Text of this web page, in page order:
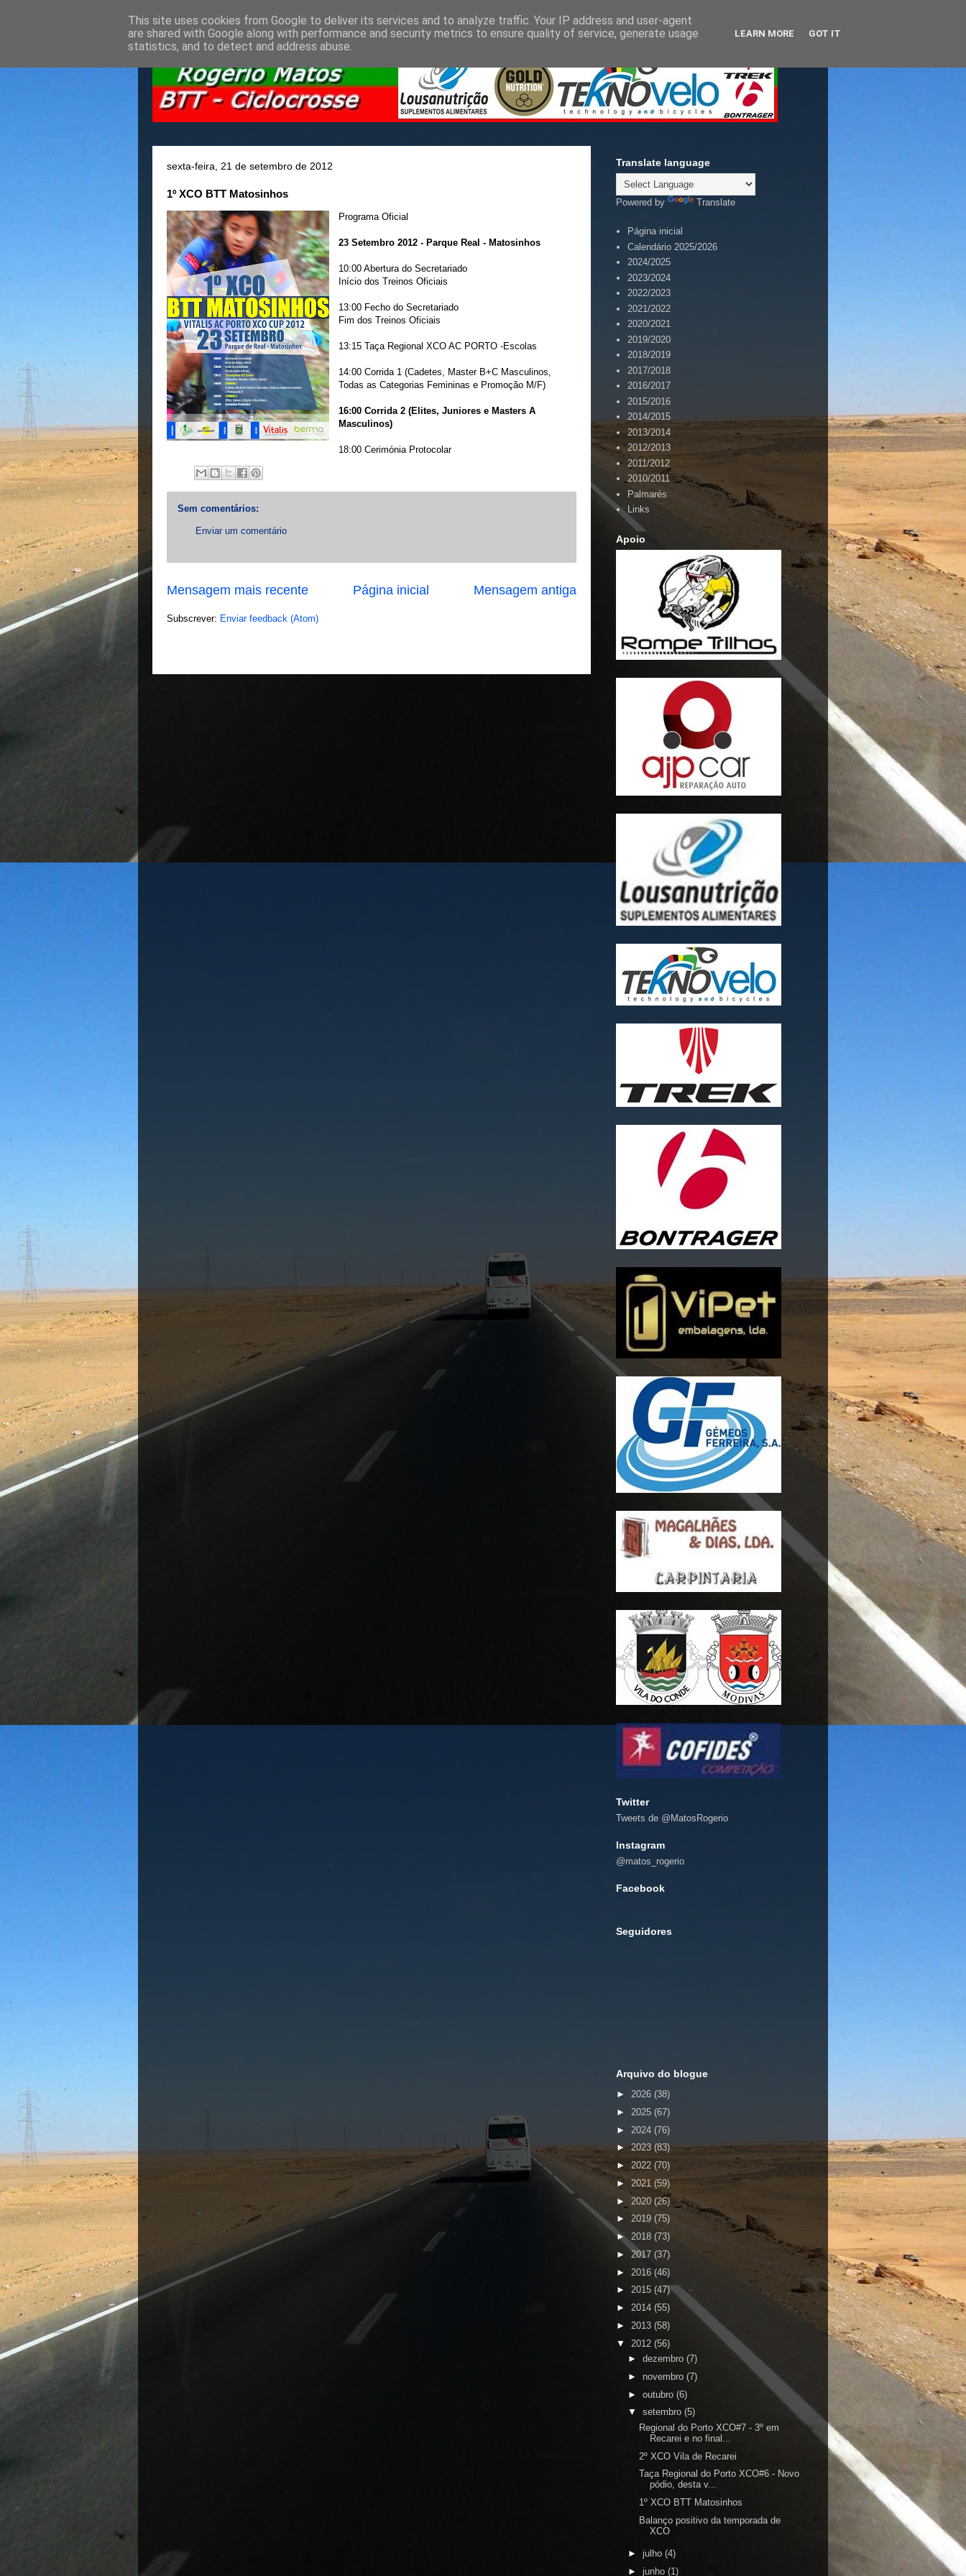
sexta-feira, 21 de setembro de 2012
1º XCO BTT Matosinhos
Programa Oficial
23 Setembro 2012 - Parque Real - Matosinhos
10:00 Abertura do Secretariado
Início dos Treinos Oficiais
13:00 Fecho do Secretariado
Fim dos Treinos Oficiais
13:15 Taça Regional XCO AC PORTO -Escolas
14:00 Corrida 1 (Cadetes, Master B+C Masculinos,
Todas as Categorias Femininas e Promoção M/F)
16:00 Corrida 2 (Elites, Juniores e Masters A
Masculinos)
18:00 Cerimónia Protocolar
Sem comentários:
Enviar um comentário
Mensagem mais recente Mensagem antiga
Página inicial
Subscrever: Enviar feedback (Atom)
Translate language
Powered by Translate
Página inicial
Calendário 2025/2026
2024/2025
2023/2024
2022/2023
2021/2022
2020/2021
2019/2020
2018/2019
2017/2018
2016/2017
2015/2016
2014/2015
2013/2014
2012/2013
2011/2012
2010/2011
Palmarés
Links
Apoio
Twitter
Tweets de @MatosRogerio
Instagram
@matos_rogerio
Facebook
Seguidores
Arquivo do blogue
► 2026 (38)
► 2025 (67)
► 2024 (76)
►2023(83)
► 2022 (70)
► 2021 (59)
► 2020 (26)
► 2019 (75)
► 2018 (73)
► 2017 (37)
► 2016 (46)
► 2015 (47)
► 2014 (55)
► 2013 (58)
▼ 2012 (56)
► dezembro (7)
► novembro (7)
► outubro (6)
▼ setembro (5)
Regional do Porto XCO#7 - 3º em
Recarei e no final...
2º XCO Vila de Recarei
Taça Regional do Porto XCO#6 - Novo
pódio, desta v...
1º XCO BTT Matosinhos
Balanço positivo da temporada de
XCO
► julho (4)
► junho (1)
This site uses cookies from Google to deliver its services and to analyze traffic. Your IP address and user-agent
are shared with Google along with performance and security metrics to ensure quality of service, generate usage
statistics, and to detect and address abuse.
LEARN MORE GOT IT